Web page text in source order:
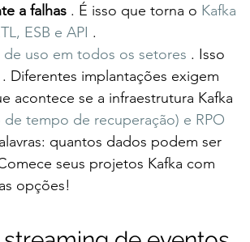
a falhas . É isso que torna o Kafka
ESB e API .
uso em todos os setores . Isso
. Diferentes implantações exigem
acontece se a infraestrutura Kafka
tempo de recuperação) e RPO
quantos dados podem ser
seus projetos Kafka com
opções!